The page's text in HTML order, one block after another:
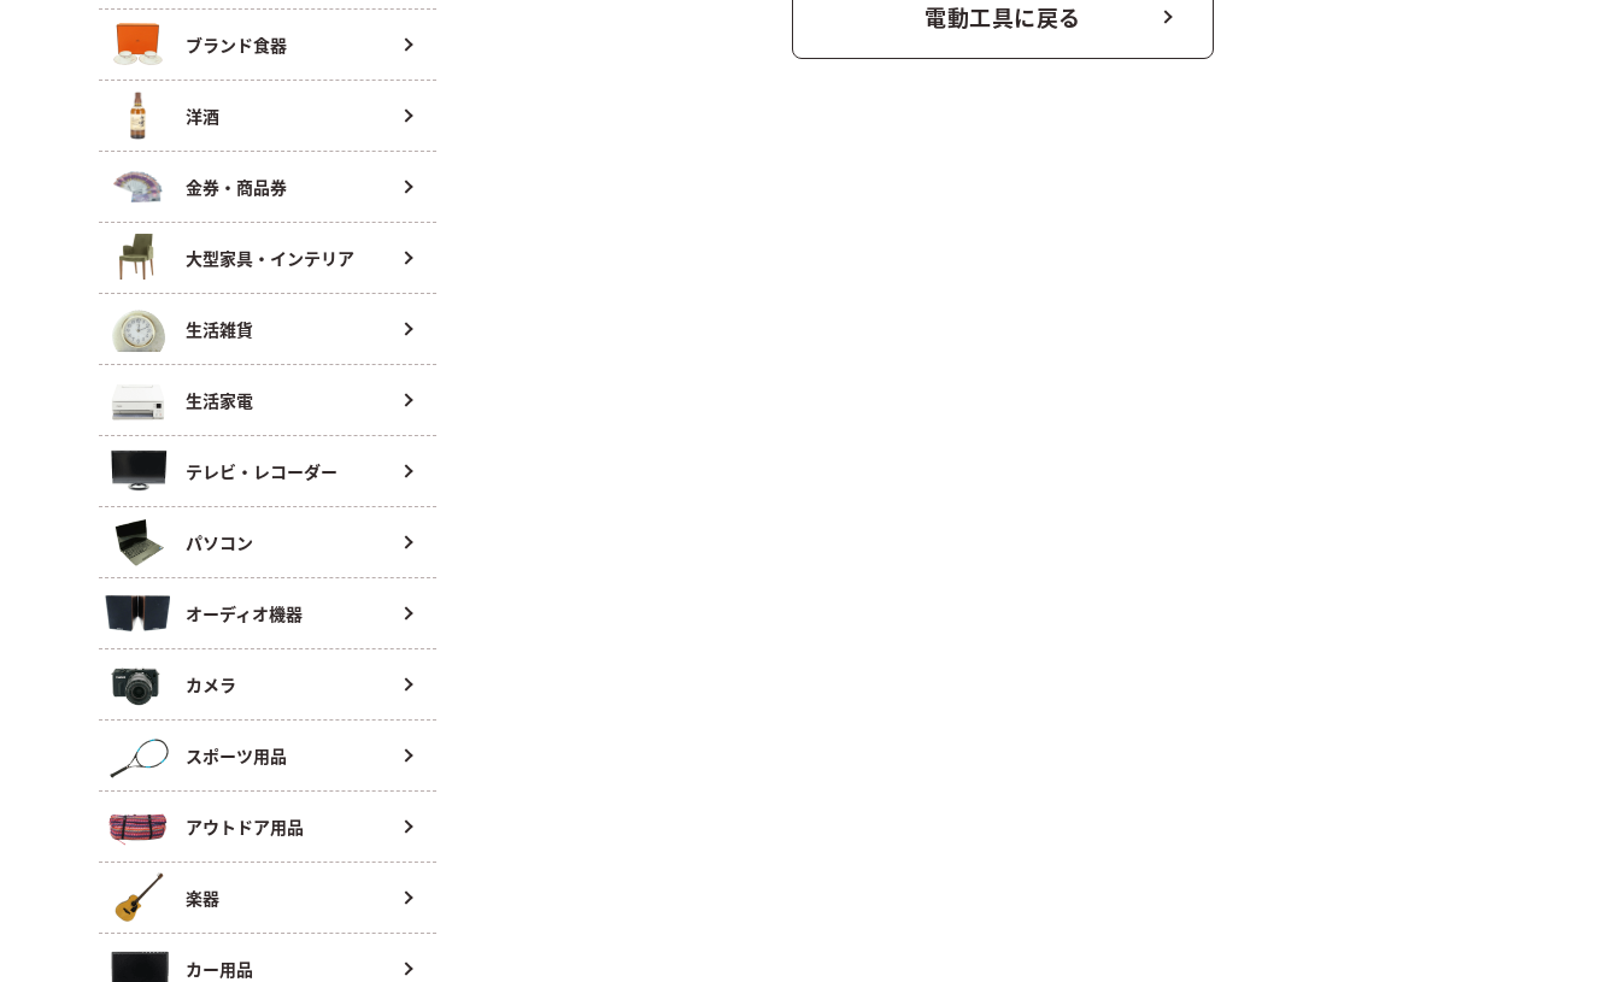
ブランド食器
洋酒
金券・商品券
大型家具・インテリア
生活雑貨
生活家電
テレビ・レコーダー
パソコン
オーディオ機器
カメラ
スポーツ用品
アウトドア用品
楽器
カー用品
電動工具に戻る